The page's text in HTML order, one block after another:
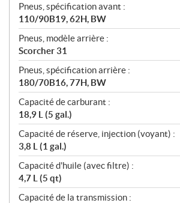
Pneus, spécification avant :
110/90B19, 62H, BW
Pneus, modèle arrière :
Scorcher 31
Pneus, spécification arrière :
180/70B16, 77H, BW
Capacité de carburant :
18,9 L (5 gal.)
Capacité de réserve, injection (voyant) :
3,8 L (1 gal.)
Capacité d'huile (avec filtre) :
4,7 L (5 qt)
Capacité de la transmission :